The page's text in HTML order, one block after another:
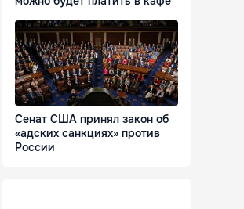
Сенат США принял закон об
«адских санкциях» против
России